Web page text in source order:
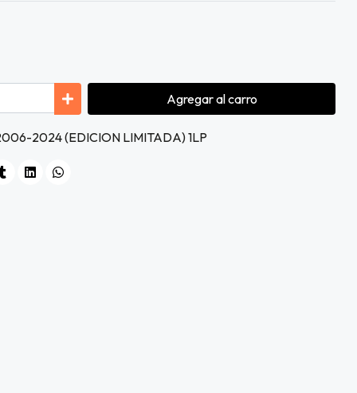
Agregaral carro
2024 (EDICION LIMITADA) 1LP